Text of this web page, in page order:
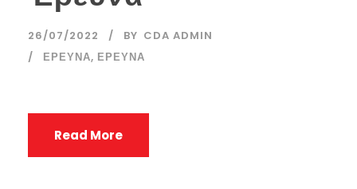
26/07/2022 BY CDA ADMIN
ΕΡΕΥΝΑ, ΕΡΕΥΝΑ
Read More